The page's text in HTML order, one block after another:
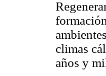
climas
años y